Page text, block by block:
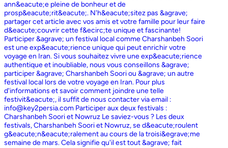
ann&eacute;e pleine de bonheur et de
prosp&eacute;rit&eacute;. N'h&eacute;sitez pas &agrave;
partager cet article avec vos amis et votre famille pour leur faire
d&eacute;couvrir cette f&ecirc;te unique et fascinante!
Participer &agrave; un festival local comme Charshanbeh Soori
est une exp&eacute;rience unique qui peut enrichir votre
voyage en Iran. Si vous souhaitez vivre une exp&eacute;rience
authentique et inoubliable, nous vous conseillons &agrave;
participer &agrave; Charshanbeh Soori ou &agrave; un autre
festival local lors de votre voyage en Iran. Pour plus
d'informations et savoir comment joindre une telle
festivit&eacute;, il suffit de nous contacter via email :
info@key2persia.com Participer aux deux festivals :
Charshanbeh Soori et Nowruz Le saviez-vous ? Les deux
festivals, Charshanbeh Soori et Nowruz, se d&eacute;roulent
g&eacute;n&eacute;ralement au cours de la troisi&egrave;me
semaine de mars. Cela signifie qu'il est tout &agrave; fait